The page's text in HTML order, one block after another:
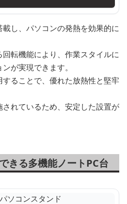
し、パソコンの発熱を効果的に
転機能により、作業スタイルに
が実現できます。
ることで、優れた放熱性と堅牢
れているため、安定した設置が
きる多機能ノートPC台